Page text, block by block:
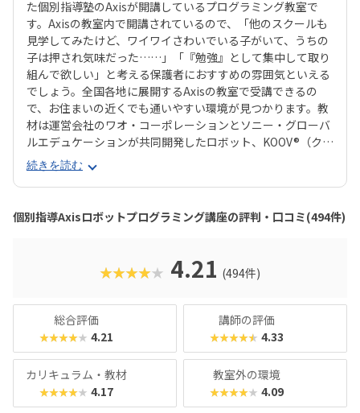
た個別指導塾のAxisが開講しているプログラミング教室で
す。Axisの教室内で開講されているので、「他のスクールも
見学してみたけど、ワイワイさわいでいる子がいて、うちの
子は押され気味だった……」「『勉強』として集中して取り
組んで欲しい」と考える保護者におすすめの雰囲気といえる
でしょう。全国各地に展開するAxisの教室で受講できるの
で、お住まいの近くでも通いやすい環境が見つかります。教
材は運営会社のワオ・コーポレーションとソニー・グローバ
ルエデュケーションが共同開発したロボット、KOOV®︎（クー
ブ）。半透明のカラフルなブロックを組み合わせながらロボ
ットを組み立てていくので、女の子にも人気が高いのがポイ
ント。ロボットが好きな子はもちろん、色彩感覚に優れる子
からも評判の教材です。さらに、高学年からはエンジニアも
使う本格的なプログラミング言語「Python（パイソン）」
りのとっつきやすい見た目から入って、実践レベルの内容が
学べると好評です。授業料が比較的お手頃価格なのもポイン
月2回）、レギュラーコースは8,800円＋教材費2,640円＋テ
キスト費2,860円（80分×月2回）、マスターコースは11,00
0円＋教材費2,640円＋テキスト費2,860円（80分×月2
回）。年に1度のテキスト費以外、追加料金もかかりませ
ん。明確な料金体系と通いやすさ、ある程度「勉強」の雰囲
気を重視する方におすすめのスクールです。
続きを読む
個別指導Axisロボットプログラミング講座の評判・口コミ(494件)
★★★★★ 4.21 (494件)
総合評価
★★★★★ 4.21
講師の評価
★★★★★ 4.33
カリキュラム・教材
★★★★★ 4.17
教室外の環境
★★★★★ 4.09